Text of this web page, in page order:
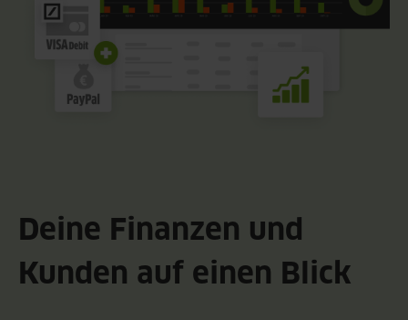
Deine Finanzen und
Kunden auf einen Blick